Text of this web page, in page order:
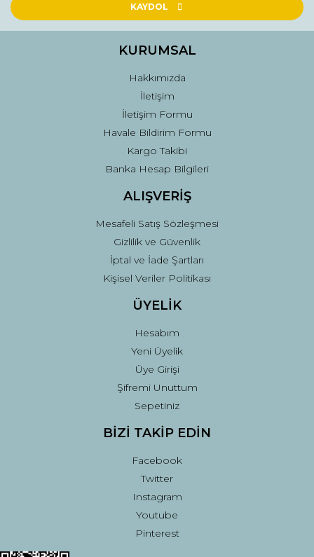
Ürün açıklamasında eksik bilgiler bulunuyor.
Ürün fiyatı diğer sitelerden daha pahalı.
Gönder
KAYDOL
KURUMSAL
Hakkımızda
İletişim
İletişim Formu
Havale Bildirim Formu
Kargo Takibi
Banka Hesap Bilgileri
ALIŞVERİŞ
Mesafeli Satış Sözleşmesi
Gizlilik ve Güvenlik
İptal ve İade Şartları
Kişisel Veriler Politikası
ÜYELİK
Hesabım
Yeni Üyelik
Üye Girişi
Şifremi Unuttum
Sepetiniz
BİZİ TAKİP EDİN
Facebook
Twitter
Instagram
Youtube
Pinterest